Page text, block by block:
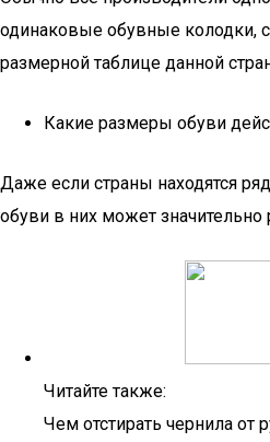
одинаковые обувные колодки,
размерной таблице данной
Какие размеры обуви
Даже если страны находятся
обуви в них может значительно
Читайте также:
Чем отстирать чернила